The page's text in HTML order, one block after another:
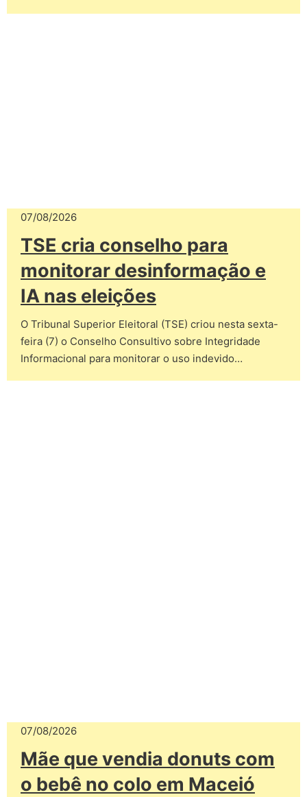
07/08/2026
TSE cria conselho para
monitorar desinformação e
IA nas eleições
O Tribunal Superior Eleitoral (TSE) criou nesta sexta-
feira (7) o Conselho Consultivo sobre Integridade
Informacional para monitorar o uso indevido…
07/08/2026
Mãe que vendia donuts com
o bebê no colo em Maceió